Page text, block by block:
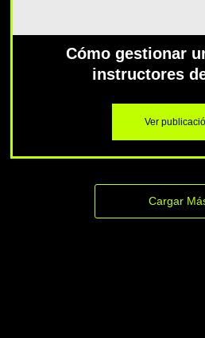
Cómo gestionar
instructores
Ver
Cargar